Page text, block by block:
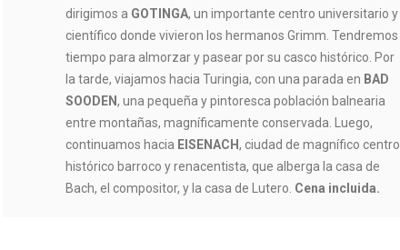
dirigimos a GOTINGA, un importante centro universitario y
científico donde vivieron los hermanos Grimm. Tendremos
tiempo para almorzar y pasear por su casco histórico. Por
la tarde, viajamos hacia Turingia, con una parada en BAD
SOODEN, una pequeña y pintoresca población balnearia
entre montañas, magníficamente conservada. Luego,
continuamos hacia EISENACH, ciudad de magnífico centro
histórico barroco y renacentista, que alberga la casa de
Bach, el compositor, y la casa de Lutero. Cena incluida.